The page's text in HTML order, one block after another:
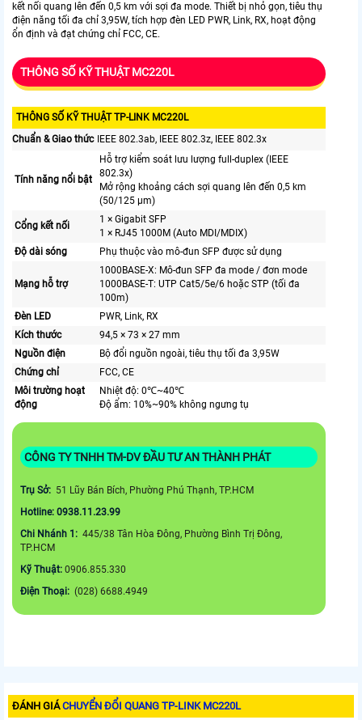
kết nối quang lên đến 0,5 km với sợi đa mode. Thiết bị nhỏ gọn, tiêu thụ
điện năng tối đa chỉ 3,95W, tích hợp đèn LED PWR, Link, RX, hoạt động
ổn định và đạt chứng chỉ FCC, CE.
THÔNG SỐ KỸ THUẬT MC220L
THÔNG SỐ KỸ THUẬT TP-LINK MC220L
Chuẩn & Giao thức
IEEE 802.3ab, IEEE 802.3z, IEEE 802.3x
Tính năng nổi bật
Hỗ trợ kiểm soát lưu lượng full-duplex (IEEE
802.3x)
Mở rộng khoảng cách sợi quang lên đến 0,5 km
(50/125 µm)
Cổng kết nối
1 × Gigabit SFP
1 × RJ45 1000M (Auto MDI/MDIX)
Độ dài sóng
Phụ thuộc vào mô-đun SFP được sử dụng
Mạng hỗ trợ
1000BASE-X: Mô-đun SFP đa mode / đơn mode
1000BASE-T: UTP Cat5/5e/6 hoặc STP (tối đa
100m)
Đèn LED
PWR, Link, RX
Kích thước
94,5 × 73 × 27 mm
Nguồn điện
Bộ đổi nguồn ngoài, tiêu thụ tối đa 3,95W
Chứng chỉ
FCC, CE
Môi trường hoạt
động
Nhiệt độ: 0℃~40℃
Độ ẩm: 10%~90% không ngưng tụ
CÔNG TY TNHH TM-DV ĐẦU TƯ AN THÀNH PHÁT
Trụ Sở: 51 Lũy Bán Bích, Phường Phú Thạnh, TP.HCM
Hotline: 0938.11.23.99
Chi Nhánh 1: 445/38 Tân Hòa Đông, Phường Bình Trị Đông,
TP.HCM
Kỹ Thuật: 0906.855.330
Điện Thoại: (028) 6688.4949
ĐÁNH GIÁCHUYỂN ĐỔI QUANG TP-LINK MC220L